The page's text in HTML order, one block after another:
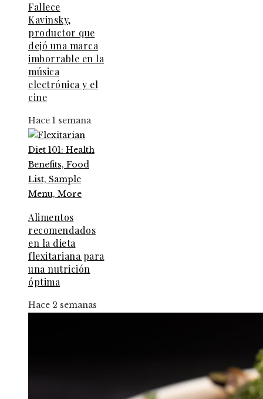
Fallece
Kavinsky,
productor que
dejó una marca
imborrable en la
música
electrónica y el
cine
Hace 1 semana
Alimentos
recomendados
en la dieta
flexitariana para
una nutrición
óptima
Hace 2 semanas